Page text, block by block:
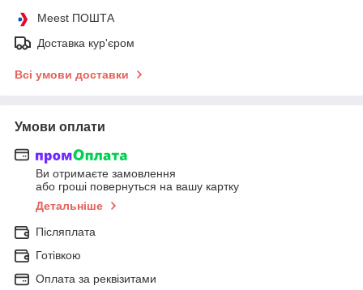
Meest ПОШТА
Доставка кур'єром
Всі умови доставки
Умови оплати
Ви отримаєте замовлення
або гроші повернуться на вашу картку
Детальніше
Післяплата
Готівкою
Оплата за реквізитами